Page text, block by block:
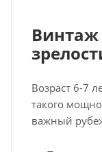
Винтаж
Возраст 6-7
такого
важный